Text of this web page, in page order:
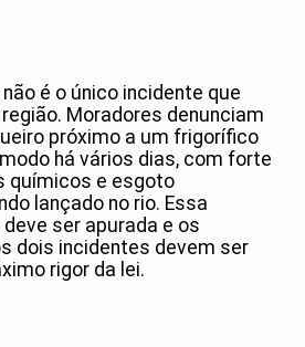
é o único incidente que
Moradores denunciam
próximo a um frigorífico
há vários dias, com forte
químicos e esgoto
lançado no rio. Essa
ser apurada e os
dois incidentes devem ser
rigor da lei.